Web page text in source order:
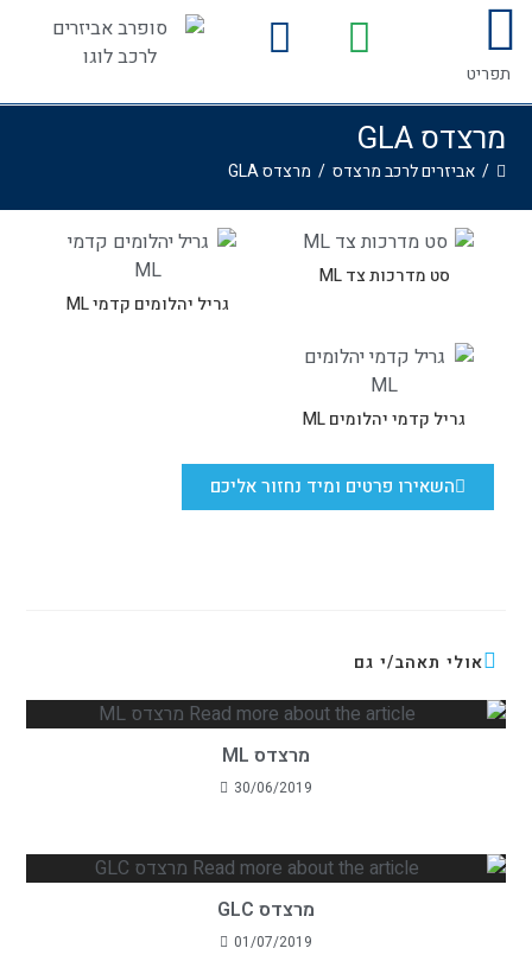
לתוכן
תפריט
מרצדס GLA
/ אביזרים לרכב מרצדס / מרצדס GLA
סט מדרכות צד ML
גריל יהלומים קדמי ML
גריל קדמי יהלומים ML
השאירו פרטים ומיד נחזור אליכם
אולי תאהב/י גם
מרצדס ML
30/06/2019
מרצדס GLC
01/07/2019